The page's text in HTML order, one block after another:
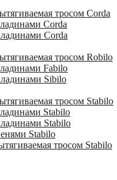
тросом Corda
Corda
Corda
тросом Robilo
Fabilo
Sibilo
тросом Stabilo
Stabilo
Stabilo
Stabilo
тросом Stabilo